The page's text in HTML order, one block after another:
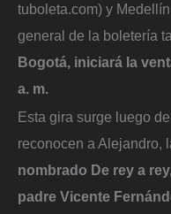
tuboleta.com) y
general de la boletería
Bogotá, iniciará la
a. m.
Esta gira surge luego
reconocen a Alejandro,
nombrado De rey a
padre Vicente